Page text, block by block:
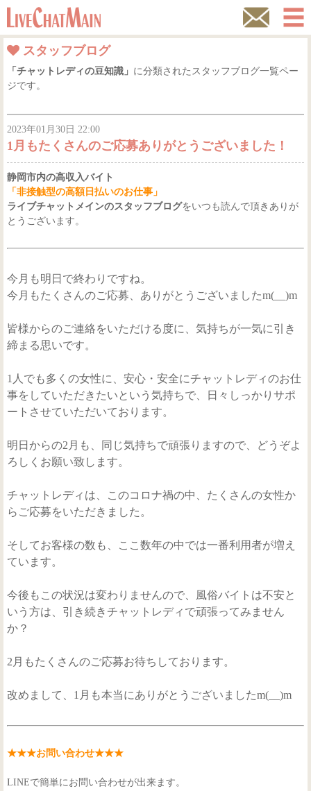
サポートダイヤル
トップページ
お仕事内容
お給料について
よくあるご質問
スタッフブログ
仮登録・お問い合わせ
スタッフブログ
「チャットレディの豆知識」 に分類されたスタッフブログ一覧ペー
ジです。
2023年01月30日 22:00
1月もたくさんのご応募ありがとうございました！
静岡市内の高収入バイト
「非接触型の高額日払いのお仕事」
ライブチャットメインのスタッフブログをいつも読んで頂きありが
とうございます。
今月も明日で終わりですね。
今月もたくさんのご応募、ありがとうございましたm(__)m
皆様からのご連絡をいただける度に、気持ちが一気に引き
締まる思いです。
1人でも多くの女性に、安心・安全にチャットレディのお仕
事をしていただきたいという気持ちで、日々しっかりサポ
ートさせていただいております。
明日からの2月も、同じ気持ちで頑張りますので、どうぞよ
ろしくお願い致します。
チャットレディは、このコロナ禍の中、たくさんの女性か
らご応募をいただきました。
そしてお客様の数も、ここ数年の中では一番利用者が増え
ています。
今後もこの状況は変わりませんので、風俗バイトは不安と
いう方は、引き続きチャットレディで頑張ってみません
か？
2月もたくさんのご応募お待ちしております。
改めまして、1月も本当にありがとうございましたm(__)m
★★★お問い合わせ★★★
LINEで簡単にお問い合わせが出来ます。